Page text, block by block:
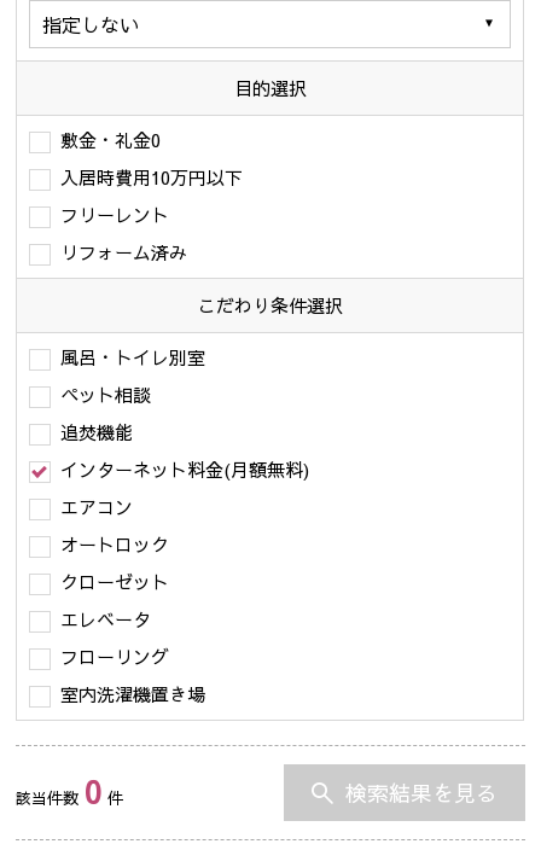
目的選択
敷金・礼金0
入居時費用10万円以下
フリーレント
リフォーム済み
こだわり条件選択
風呂・トイレ別室
ペット相談
追焚機能
インターネット料金(月額無料)
エアコン
オートロック
クローゼット
エレベータ
フローリング
室内洗濯機置き場
該当件数 0 件 検索結果を見る